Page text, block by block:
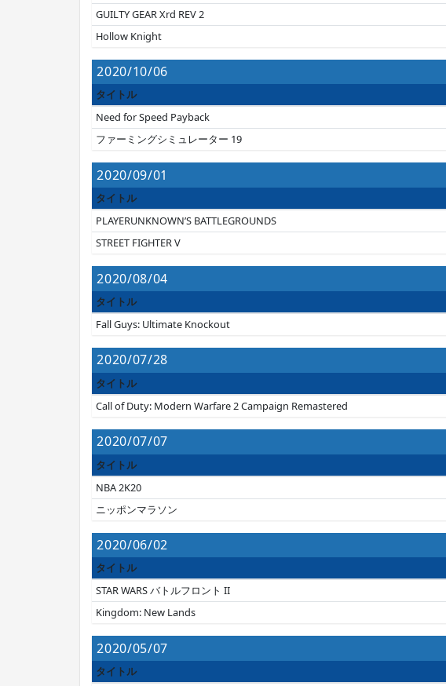
GUILTY GEAR Xrd REV 2
Hollow Knight
2020/10/06
タイトル
Need for Speed Payback
ファーミングシミュレーター 19
2020/09/01
タイトル
PLAYERUNKNOWN’S BATTLEGROUNDS
STREET FIGHTER V
2020/08/04
タイトル
Fall Guys: Ultimate Knockout
2020/07/28
タイトル
Call of Duty: Modern Warfare 2 Campaign Remastered
2020/07/07
タイトル
NBA 2K20
ニッポンマラソン
2020/06/02
タイトル
STAR WARS バトルフロント II
Kingdom: New Lands
2020/05/07
タイトル